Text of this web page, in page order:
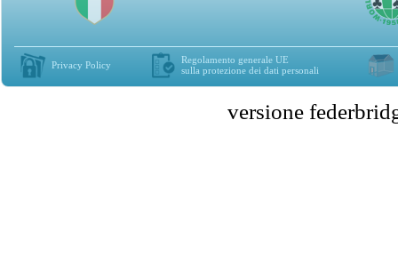
Privacy Policy
Regolamento generale UE
sulla protezione dei dati personali
versione